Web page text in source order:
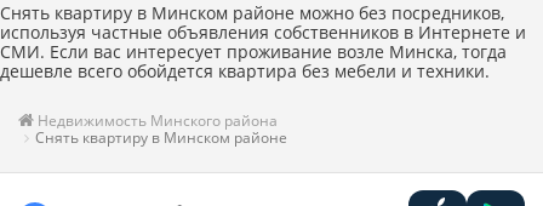
Снять квартиру в Минском районе можно без посредников,
используя частные объявления собственников в Интернете и
СМИ. Если вас интересует проживание возле Минска, тогда
дешевле всего обойдется квартира без мебели и техники.
Недвижимость Минского района
Снять квартиру в Минском районе